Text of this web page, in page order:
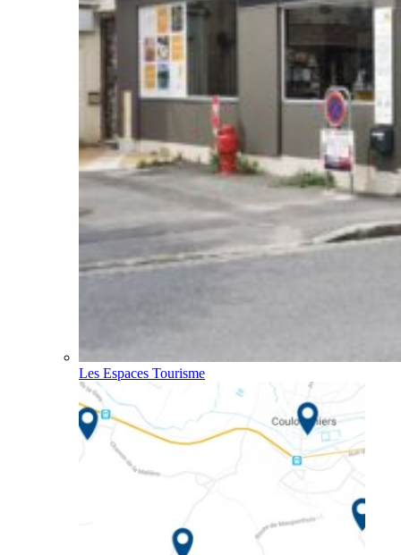
Les Espaces Tourisme